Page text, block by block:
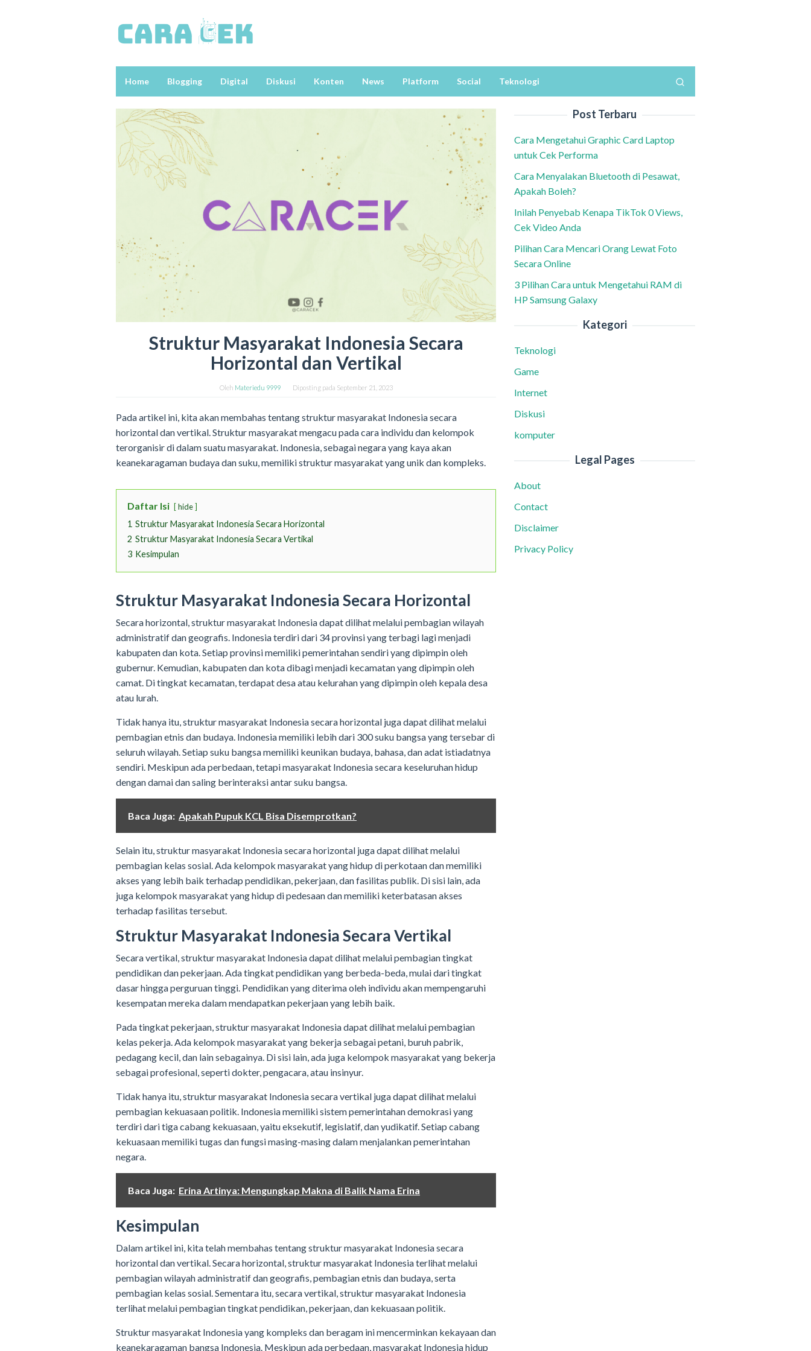
Home Blogging Digital Diskusi Konten News Platform Social Teknologi
Struktur Masyarakat Indonesia Secara
Horizontal dan Vertikal
Oleh Materiedu 9999 Diposting pada September 21, 2023
Pada artikel ini, kita akan membahas tentang struktur masyarakat Indonesia secara
horizontal dan vertikal. Struktur masyarakat mengacu pada cara individu dan kelompok
terorganisir di dalam suatu masyarakat. Indonesia, sebagai negara yang kaya akan
keanekaragaman budaya dan suku, memiliki struktur masyarakat yang unik dan kompleks.
Daftar Isi hide
1 Struktur Masyarakat Indonesia Secara Horizontal
2 Struktur Masyarakat Indonesia Secara Vertikal
3 Kesimpulan
Struktur Masyarakat Indonesia Secara Horizontal
Secara horizontal, struktur masyarakat Indonesia dapat dilihat melalui pembagian wilayah
administratif dan geografis. Indonesia terdiri dari 34 provinsi yang terbagi lagi menjadi
kabupaten dan kota. Setiap provinsi memiliki pemerintahan sendiri yang dipimpin oleh
gubernur. Kemudian, kabupaten dan kota dibagi menjadi kecamatan yang dipimpin oleh
camat. Di tingkat kecamatan, terdapat desa atau kelurahan yang dipimpin oleh kepala desa
atau lurah.
Tidak hanya itu, struktur masyarakat Indonesia secara horizontal juga dapat dilihat melalui
pembagian etnis dan budaya. Indonesia memiliki lebih dari 300 suku bangsa yang tersebar di
seluruh wilayah. Setiap suku bangsa memiliki keunikan budaya, bahasa, dan adat istiadatnya
sendiri. Meskipun ada perbedaan, tetapi masyarakat Indonesia secara keseluruhan hidup
dengan damai dan saling berinteraksi antar suku bangsa.
Baca Juga: Apakah Pupuk KCL Bisa Disemprotkan?
Selain itu, struktur masyarakat Indonesia secara horizontal juga dapat dilihat melalui
pembagian kelas sosial. Ada kelompok masyarakat yang hidup di perkotaan dan memiliki
akses yang lebih baik terhadap pendidikan, pekerjaan, dan fasilitas publik. Di sisi lain, ada
juga kelompok masyarakat yang hidup di pedesaan dan memiliki keterbatasan akses
terhadap fasilitas tersebut.
Struktur Masyarakat Indonesia Secara Vertikal
Secara vertikal, struktur masyarakat Indonesia dapat dilihat melalui pembagian tingkat
pendidikan dan pekerjaan. Ada tingkat pendidikan yang berbeda-beda, mulai dari tingkat
dasar hingga perguruan tinggi. Pendidikan yang diterima oleh individu akan mempengaruhi
kesempatan mereka dalam mendapatkan pekerjaan yang lebih baik.
Pada tingkat pekerjaan, struktur masyarakat Indonesia dapat dilihat melalui pembagian
kelas pekerja. Ada kelompok masyarakat yang bekerja sebagai petani, buruh pabrik,
pedagang kecil, dan lain sebagainya. Di sisi lain, ada juga kelompok masyarakat yang bekerja
sebagai profesional, seperti dokter, pengacara, atau insinyur.
Tidak hanya itu, struktur masyarakat Indonesia secara vertikal juga dapat dilihat melalui
pembagian kekuasaan politik. Indonesia memiliki sistem pemerintahan demokrasi yang
terdiri dari tiga cabang kekuasaan, yaitu eksekutif, legislatif, dan yudikatif. Setiap cabang
kekuasaan memiliki tugas dan fungsi masing-masing dalam menjalankan pemerintahan
negara.
Baca Juga: Erina Artinya: Mengungkap Makna di Balik Nama Erina
Kesimpulan
Dalam artikel ini, kita telah membahas tentang struktur masyarakat Indonesia secara
horizontal dan vertikal. Secara horizontal, struktur masyarakat Indonesia terlihat melalui
pembagian wilayah administratif dan geografis, pembagian etnis dan budaya, serta
pembagian kelas sosial. Sementara itu, secara vertikal, struktur masyarakat Indonesia
terlihat melalui pembagian tingkat pendidikan, pekerjaan, dan kekuasaan politik.
Struktur masyarakat Indonesia yang kompleks dan beragam ini mencerminkan kekayaan dan
keanekaragaman bangsa Indonesia. Meskipun ada perbedaan, masyarakat Indonesia hidup
Post Terbaru
Cara Mengetahui Graphic Card Laptop
untuk Cek Performa
Cara Menyalakan Bluetooth di Pesawat,
Apakah Boleh?
Inilah Penyebab Kenapa TikTok 0 Views,
Cek Video Anda
Pilihan Cara Mencari Orang Lewat Foto
Secara Online
3 Pilihan Cara untuk Mengetahui RAM di
HP Samsung Galaxy
Kategori
Teknologi
Game
Internet
Diskusi
komputer
Legal Pages
About
Contact
Disclaimer
Privacy Policy